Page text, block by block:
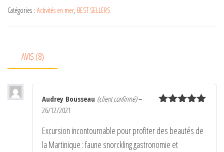
e
e
Catégories : Activités en mer, BEST SELLERS
AVIS (8)
Audrey Bousseau (client confirmé)–
26/12/2021
Excursion incontournable pour profiter des beautés de
la Martinique : faune snorckling gastronomie et